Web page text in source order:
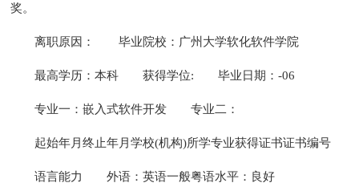
奖。
离职原因： 毕业院校：广州大学软化软件学院
最高学历：本科 获得学位: 毕业日期：-06
专业一：嵌入式软件开发 专业二：
起始年月终止年月学校(机构)所学专业获得证书证书编号
语言能力 外语：英语一般粤语水平：良好